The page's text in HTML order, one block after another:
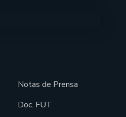
Notas de Prensa
Doc. FUT